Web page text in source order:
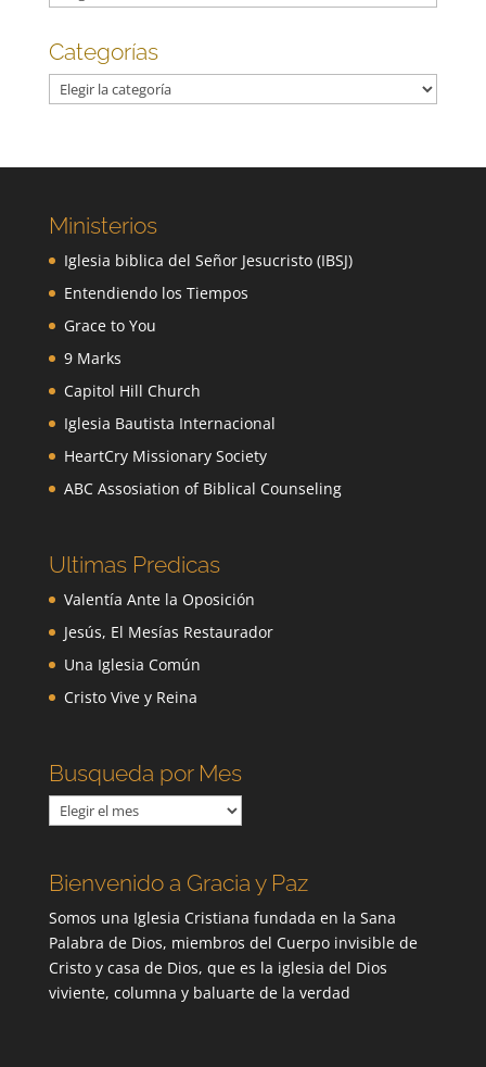
Categorías
Categorías
Ministerios
Iglesia biblica del Señor Jesucristo (IBSJ)
Entendiendo los Tiempos
Grace to You
9 Marks
Capitol Hill Church
Iglesia Bautista Internacional
HeartCry Missionary Society
ABC Assosiation of Biblical Counseling
Ultimas Predicas
Valentía Ante la Oposición
Jesús, El Mesías Restaurador
Una Iglesia Común
Cristo Vive y Reina
Busqueda por Mes
Busqueda
por
Bienvenido a Gracia y Paz
Somos una Iglesia Cristiana fundada en la Sana
Palabra de Dios, miembros del Cuerpo invisible de
Cristo y casa de Dios, que es la iglesia del Dios
viviente, columna y baluarte de la verdad